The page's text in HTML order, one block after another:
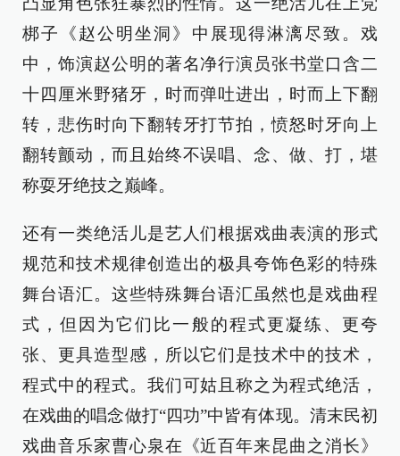
梆子《赵公明坐洞》中展现得淋漓尽致。戏
中，饰演赵公明的著名净行演员张书堂口含二
十四厘米野猪牙，时而弹吐进出，时而上下翻
转，悲伤时向下翻转牙打节拍，愤怒时牙向上
翻转颤动，而且始终不误唱、念、做、打，堪
称耍牙绝技之巅峰。
还有一类绝活儿是艺人们根据戏曲表演的形式
规范和技术规律创造出的极具夸饰色彩的特殊
舞台语汇。这些特殊舞台语汇虽然也是戏曲程
式，但因为它们比一般的程式更凝练、更夸
张、更具造型感，所以它们是技术中的技术，
程式中的程式。我们可姑且称之为程式绝活，
在戏曲的唱念做打“四功”中皆有体现。清末民初
戏曲音乐家曹心泉在《近百年来昆曲之消长》